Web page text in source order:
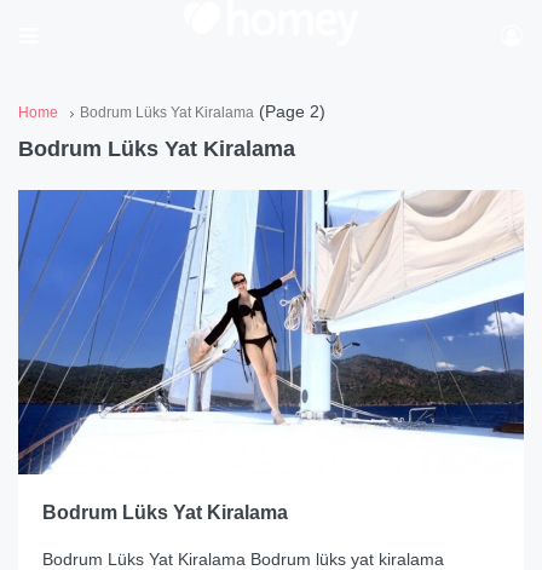
Home Bodrum Lüks Yat Kiralama (Page 2)
Bodrum Lüks Yat Kiralama
Bodrum Lüks Yat Kiralama
Bodrum Lüks Yat Kiralama Bodrum lüks yat kiralama